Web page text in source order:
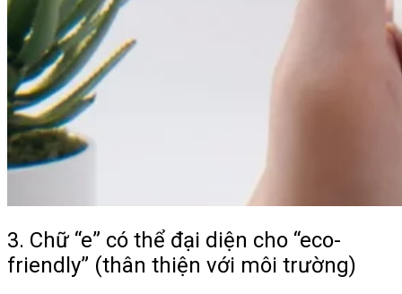
3. Chữ “e” có thể đại diện cho “eco-
friendly” (thân thiện với môi trường)